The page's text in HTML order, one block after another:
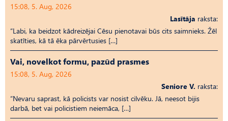
15:08, 5. Aug, 2026
Lasītāja raksta:
“Labi, ka beidzot kādreizējai Cēsu pienotavai būs cits saimnieks. Žēl
skatīties, kā tā ēka pārvērtusies […]
Vai, novelkot formu, pazūd prasmes
15:08, 5. Aug, 2026
Seniore V. raksta:
“Nevaru saprast, kā policists var nosist cilvēku. Jā, neesot bijis
darbā, bet vai policistiem neiemāca, […]